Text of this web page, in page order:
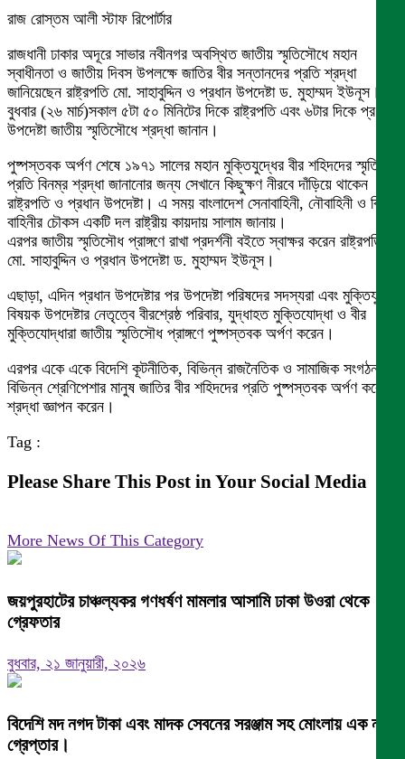
রাজ রোস্তম আলী স্টাফ রিপোর্টার
রাজধানী ঢাকার অদূরে সাভার নবীনগর অবস্থিত জাতীয় স্মৃতিসৌধে মহান
স্বাধীনতা ও জাতীয় দিবস উপলক্ষে জাতির বীর সন্তানদের প্রতি শ্রদ্ধা
জানিয়েছেন রাষ্ট্রপতি মো. সাহাবুদ্দিন ও প্রধান উপদেষ্টা ড. মুহাম্মদ ইউনূস।
বুধবার (২৬ মার্চ)সকাল ৫টা ৫০ মিনিটের দিকে রাষ্ট্রপতি এবং ৬টার দিকে প্রধান
উপদেষ্টা জাতীয় স্মৃতিসৌধে শ্রদ্ধা জানান।
পুষ্পস্তবক অর্পণ শেষে ১৯৭১ সালের মহান মুক্তিযুদ্ধের বীর শহিদদের স্মৃতির
প্রতি বিনম্র শ্রদ্ধা জানানোর জন্য সেখানে কিছুক্ষণ নীরবে দাঁড়িয়ে থাকেন
রাষ্ট্রপতি ও প্রধান উপদেষ্টা। এ সময় বাংলাদেশ সেনাবাহিনী, নৌবাহিনী ও বিমান
বাহিনীর চৌকস একটি দল রাষ্ট্রীয় কায়দায় সালাম জানায়।
এরপর জাতীয় স্মৃতিসৌধ প্রাঙ্গণে রাখা প্রদর্শনী বইতে স্বাক্ষর করেন রাষ্ট্রপতি
মো. সাহাবুদ্দিন ও প্রধান উপদেষ্টা ড. মুহাম্মদ ইউনূস।
এছাড়া, এদিন প্রধান উপদেষ্টার পর উপদেষ্টা পরিষদের সদস্যরা এবং মুক্তিযুদ্ধ
বিষয়ক উপদেষ্টার নেতৃত্বে বীরশ্রেষ্ঠ পরিবার, যুদ্ধাহত মুক্তিযোদ্ধা ও বীর
মুক্তিযোদ্ধারা জাতীয় স্মৃতিসৌধ প্রাঙ্গণে পুষ্পস্তবক অর্পণ করেন।
এরপর একে একে বিদেশি কূটনীতিক, বিভিন্ন রাজনৈতিক ও সামাজিক সংগঠনসহ
বিভিন্ন শ্রেণিপেশার মানুষ জাতির বীর শহিদদের প্রতি পুষ্পস্তবক অর্পণ করে
শ্রদ্ধা জ্ঞাপন করেন।
Tag :
Please Share This Post in Your Social Media
More News Of This Category
জয়পুরহাটের চাঞ্চল্যকর গণধর্ষণ মামলার আসামি ঢাকা উওরা থেকে
গ্রেফতার
বুধবার, ২১ জানুয়ারী, ২০২৬
বিদেশি মদ নগদ টাকা এবং মাদক সেবনের সরঞ্জাম সহ মোংলায় এক নারী
গ্রেপ্তার।